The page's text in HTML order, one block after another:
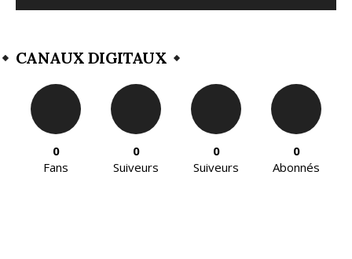
CANAUX DIGITAUX
0
Fans
0
Suiveurs
0
Suiveurs
0
Abonnés